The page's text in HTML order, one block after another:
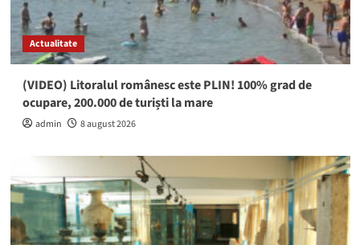
Actualitate
(VIDEO) Litoralul românesc este PLIN! 100% grad de
ocupare, 200.000 de turiști la mare
admin 8 august 2026